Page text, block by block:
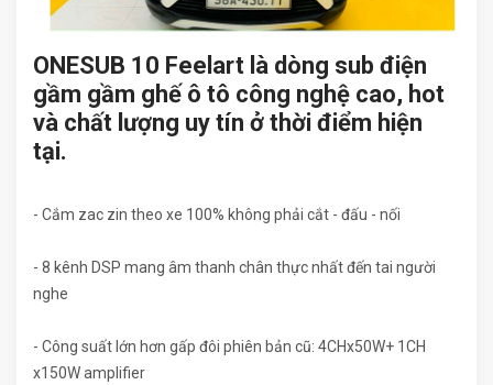
ONESUB 10 Feelart là dòng sub điện
gầm gầm ghế ô tô công nghệ cao, hot
và chất lượng uy tín ở thời điểm hiện
tại.
- Cắm zac zin theo xe 100% không phải cắt - đấu - nối
- 8 kênh DSP mang âm thanh chân thực nhất đến tai người
nghe
- Công suất lớn hơn gấp đôi phiên bản cũ: 4CHx50W+ 1CH
x150W amplifier